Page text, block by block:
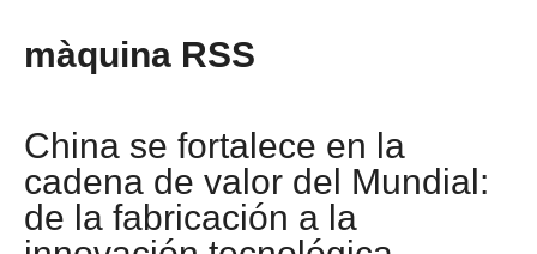
màquina RSS
China se fortalece en la
cadena de valor del Mundial:
de la fabricación a la